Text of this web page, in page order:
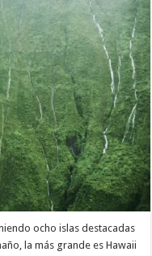
ocho islas destacadas
la más grande es Hawaii